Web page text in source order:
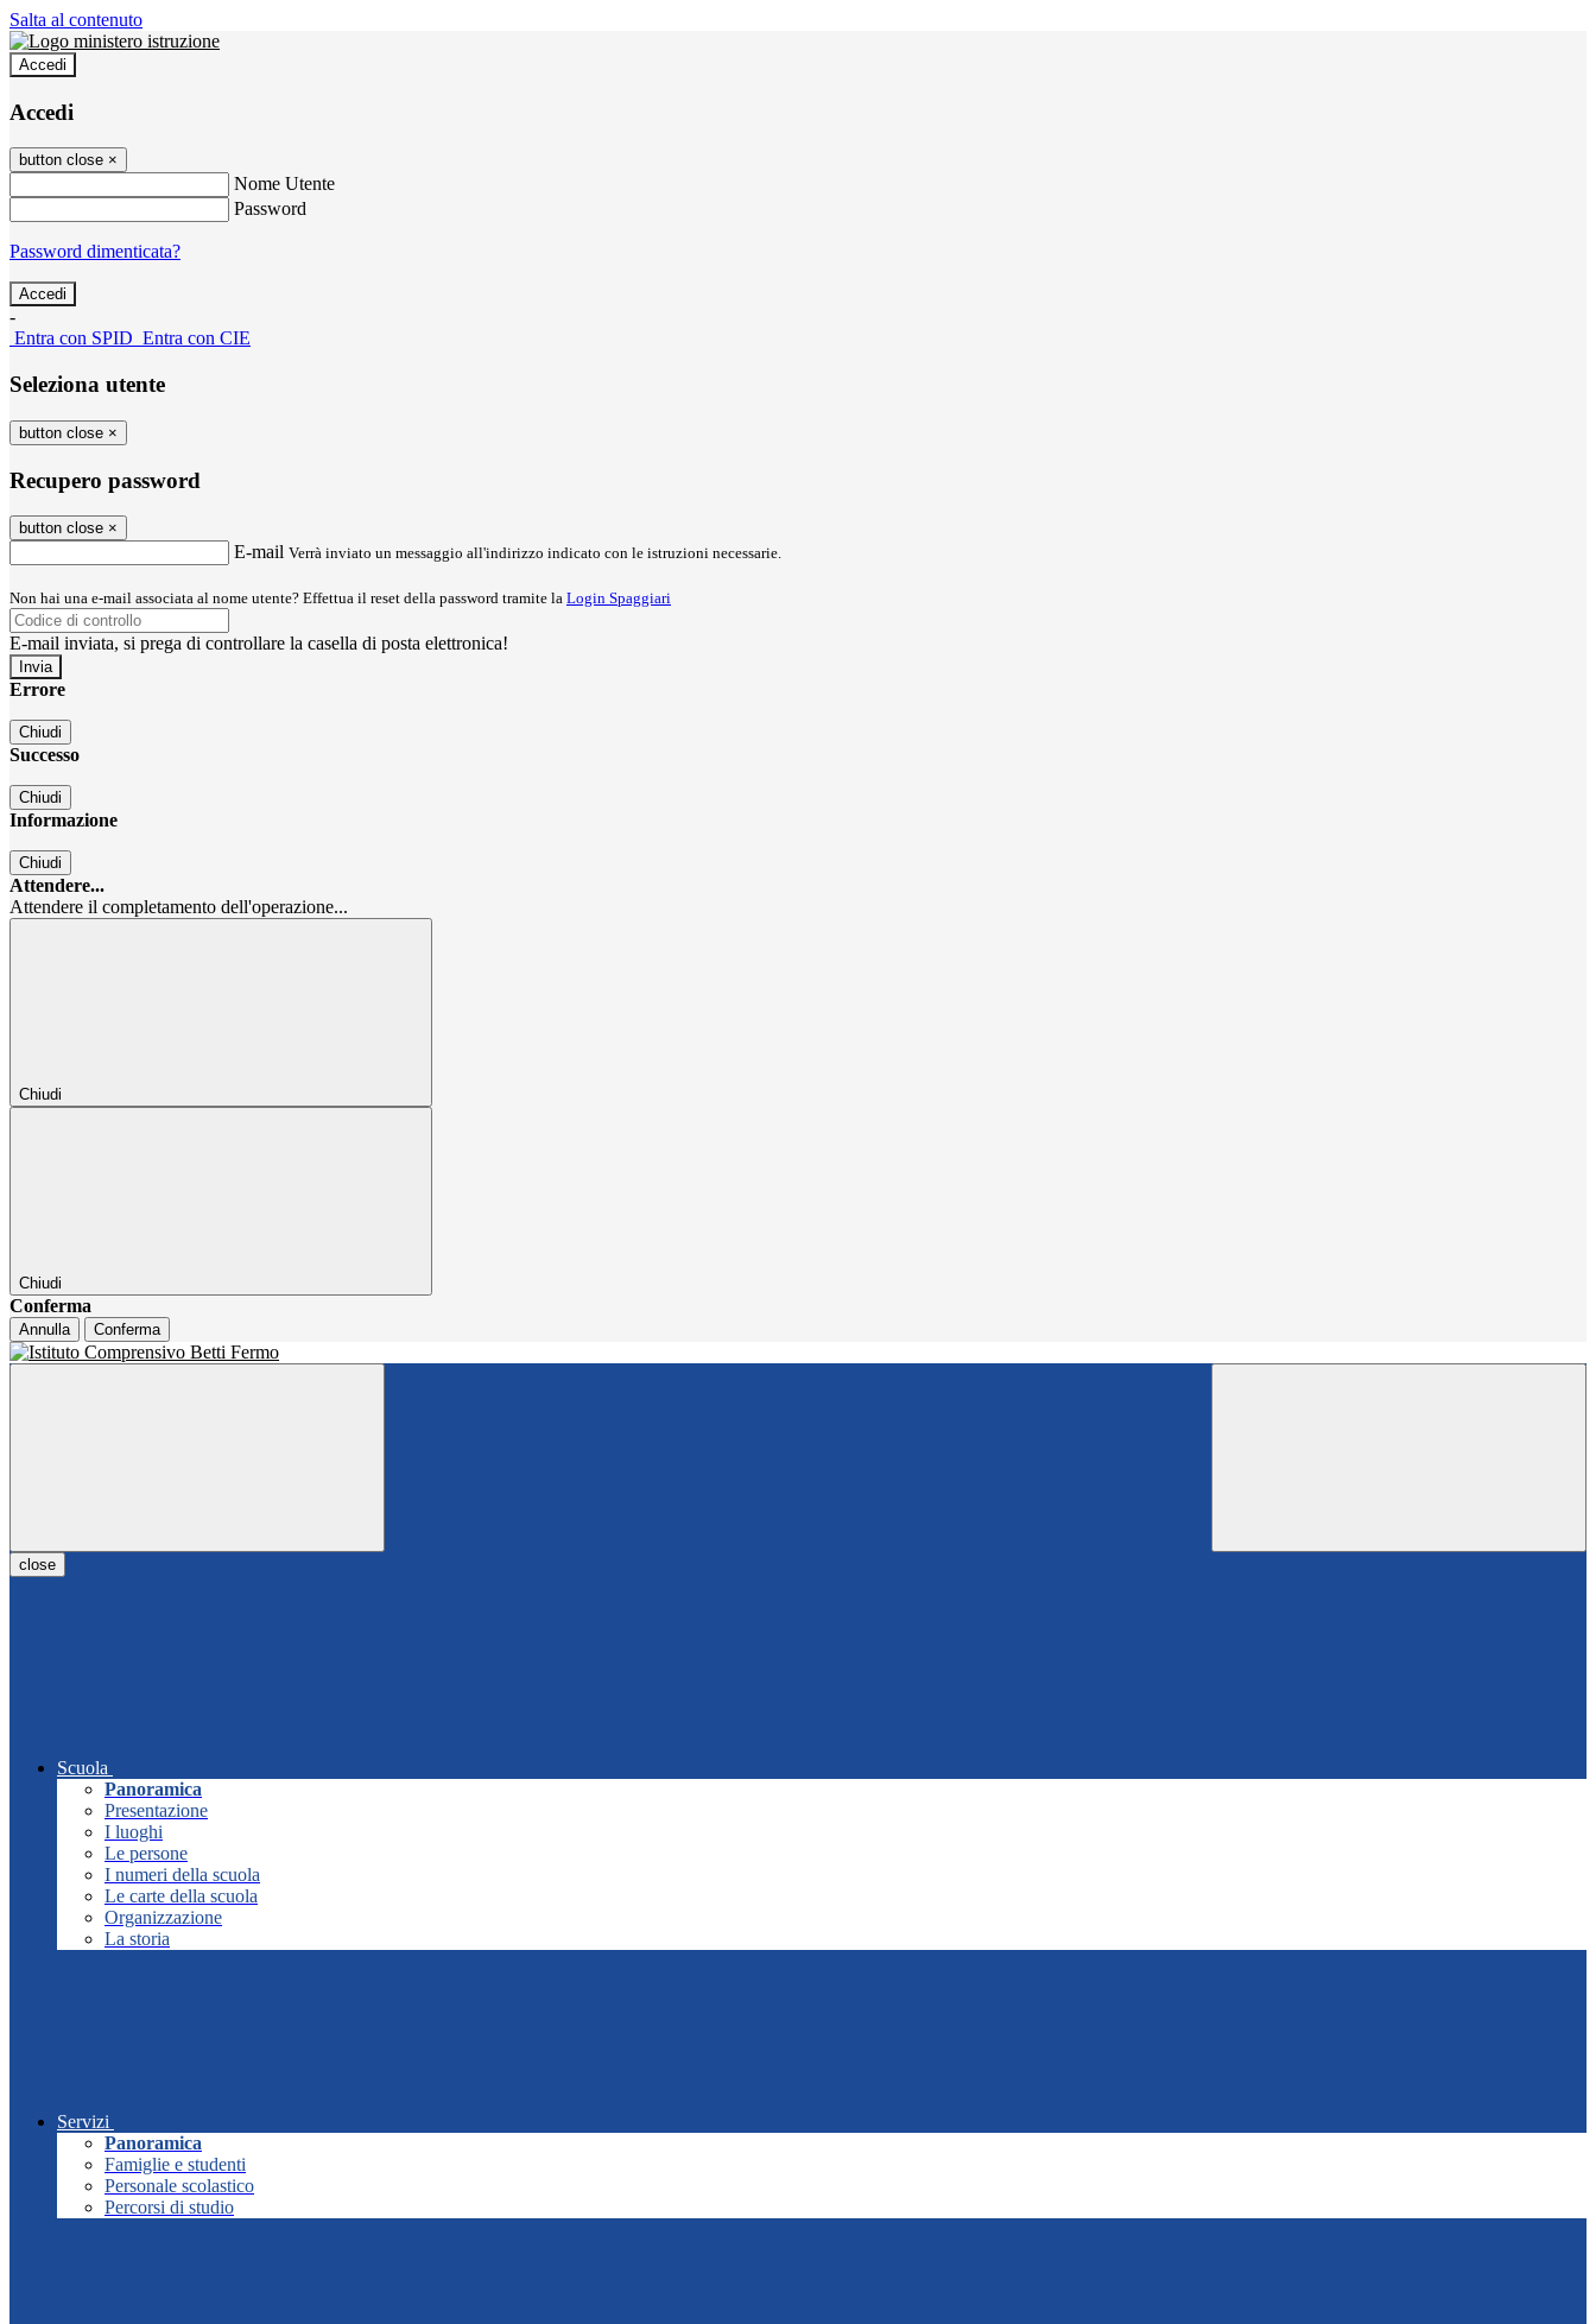
Salta al contenuto
Accedi
Accedi
button close ×
Nome Utente
Password
Password dimenticata?
-
Entra con SPID Entra con CIE
Seleziona utente
button close ×
Recupero password
button close ×
E-mail Verrà inviato un messaggio all'indirizzo indicato con le istruzioni necessarie.
Non hai una e-mail associata al nome utente? Effettua il reset della password tramite la Login Spaggiari
E-mail inviata, si prega di controllare la casella di posta elettronica!
Errore
Chiudi
Successo
Chiudi
Informazione
Chiudi
Attendere...
Attendere il completamento dell'operazione...
Chiudi
Chiudi
Conferma
Annulla Conferma
close
Scuola
Panoramica
Presentazione
I luoghi
Le persone
I numeri della scuola
Le carte della scuola
Organizzazione
La storia
Servizi
Panoramica
Famiglie e studenti
Personale scolastico
Percorsi di studio